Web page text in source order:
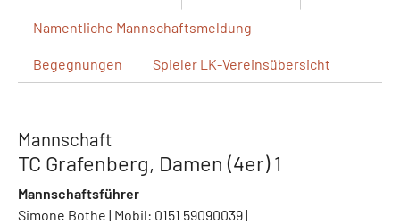
Namentliche Mannschaftsmeldung
Begegnungen Spieler LK-Vereinsübersicht
Mannschaft
TC Grafenberg, Damen (4er) 1
Mannschaftsführer
Simone Bothe | Mobil: 0151 59090039 |